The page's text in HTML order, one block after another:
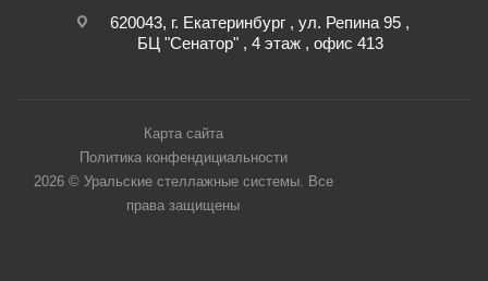
620043, г. Екатеринбург , ул. Репина 95 ,
БЦ "Сенатор" , 4 этаж , офис 413
Карта сайта
Политика конфендициальности
2026 © Уральские стеллажные системы. Все
права защищены